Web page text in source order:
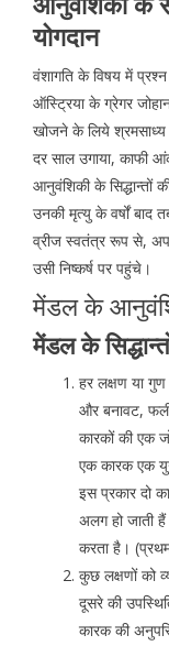
योगदान
वंशागति के विषय में
ऑस्ट्रिया के ग्रेगर
खोजने के लिये श्रमसाध्य
दर साल उगाया, काफी
आनुवंशिकी के सिद्धान्तों
उनकी मृत्यु के वर्षों बाद
व्रीज स्वतंत्र रूप से,
उसी निष्कर्ष पर पहुंचे।
मेंडल के
मेंडल के
हर लक्षण या
और बनावट,
कारकों की एक
एक कारक एक
इस प्रकार दो
अलग हो जाती
करता है।
कुछ लक्षणों को
दूसरे की
कारक की